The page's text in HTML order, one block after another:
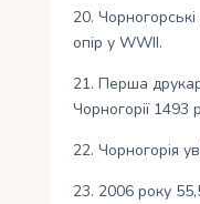
20.
опір у WWII.
21. Перша
Чорногорії 1493
22. Чорногорія
23. 2006 року